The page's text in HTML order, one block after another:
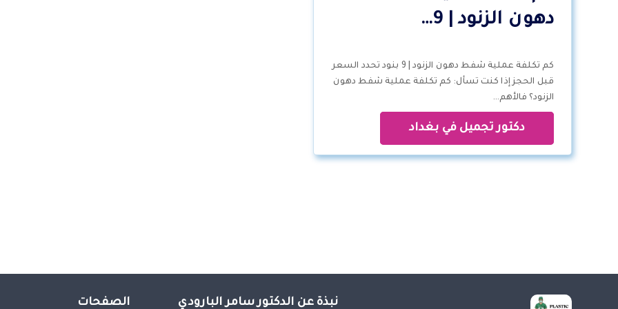
دهون الزنود | 9…
كم تكلفة عملية شفط دهون الزنود | 9 بنود تحدد السعر
قبل الحجز إذا كنت تسأل: كم تكلفة عملية شفط دهون
الزنود؟ فالأهم…
دكتور تجميل في بغداد
نبذة عن الدكتور سامر البارودي الصفحات